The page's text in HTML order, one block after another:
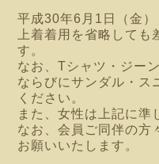
平成30年6月1日（金）
上着着用を省略しても
す。
なお、Tシャツ・ジー
ならびにサンダル・ス
ください。
また、女性は上記に準
なお、会員ご同伴の方
お願いいたします。